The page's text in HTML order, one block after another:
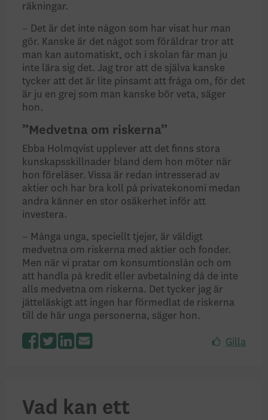
räkningar.
– Det är det inte någon som har visat hur man
gör. Kanske är det något som föräldrar tror att
man kan automatiskt, och i skolan får man ju
inte lära sig det. Jag tror att de själva kanske
tycker att det är lite pinsamt att fråga om, för det
är ju en grej som man kanske bör veta, säger
hon.
”Medvetna om riskerna”
Ebba Holmqvist upplever att det finns stora
kunskapsskillnader bland dem hon möter när
hon föreläser. Vissa är redan intresserad av
aktier och har bra koll på privatekonomi medan
andra känner en stor osäkerhet inför att
investera.
– Många unga, speciellt tjejer, är väldigt
medvetna om riskerna med aktier och fonder.
Men när vi pratar om konsumtionslån och om
att handla på kredit eller avbetalning då de inte
alls medvetna om riskerna. Det tycker jag är
jätteläskigt att ingen har förmedlat de riskerna
till de här unga personerna, säger hon.
Gilla
Vad kan ett